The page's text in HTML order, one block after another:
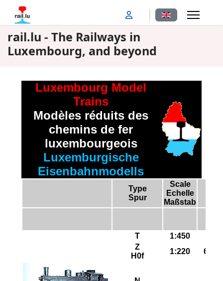
Select your
rail.lu - The Railways in
Luxembourg, and beyond